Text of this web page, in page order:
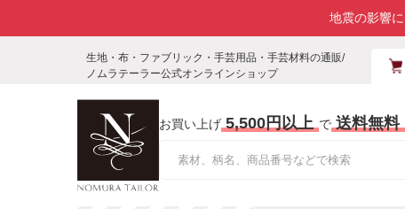
地震の影響
生地・布・ファブリック・手芸用品・手芸材料の通販/
ノムラテーラー公式オンラインショップ
お買い上げ 5,500円以上 で 送料無料